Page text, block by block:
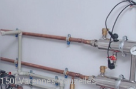
Varennes Vauzelles